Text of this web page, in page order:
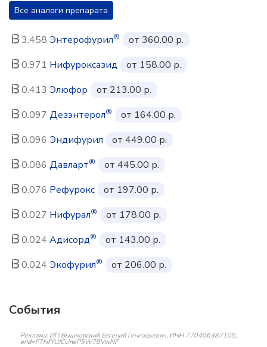
Все аналоги препарата
3.458 Энтерофурил®
от 360.00 р.
0.971 Нифуроксазид
от 158.00 р.
0.413 Элюфор
от 213.00 р.
0.097 Дезэнтерол®
от 164.00 р.
0.096 Эндифурил
от 449.00 р.
0.086 Давларт®
от 445.00 р.
0.076 Рефурокс
от 197.00 р.
0.027 Нифурал®
от 178.00 р.
0.024 Адисорд®
от 143.00 р.
0.024 Экофурил® от 206.00 р.
События
Реклама: ИП Вышковский Евгений Геннадьевич, ИНН 770406387105,
erid=F7NfYUJCUneP5W78VwNF